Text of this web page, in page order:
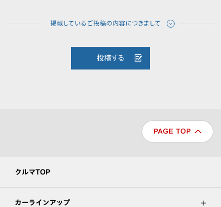
投稿する
クルマTOP
カーラインアップ